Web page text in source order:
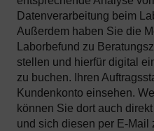
Datenverarbeitung beim
Außerdem haben Sie die
Laborbefund zu
stellen und hierfür digital
zu buchen. Ihren
Kundenkonto einsehen.
können Sie dort auch
und sich diesen per E-Mail